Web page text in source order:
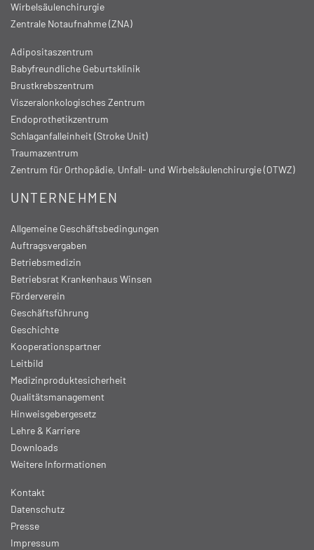
Wirbelsäulenchirurgie
Zentrale Notaufnahme (ZNA)
Adipositaszentrum
Babyfreundliche Geburtsklinik
Brustkrebszentrum
Viszeralonkologisches Zentrum
Endoprothetikzentrum
Schlaganfalleinheit (Stroke Unit)
Traumazentrum
Zentrum für Orthopädie, Unfall- und Wirbelsäulenchirurgie (OTWZ)
UNTERNEHMEN
Allgemeine Geschäftsbedingungen
Auftragsvergaben
Betriebsmedizin
Betriebsrat Krankenhaus Winsen
Förderverein
Geschäftsführung
Geschichte
Kooperationspartner
Leitbild
Medizinproduktesicherheit
Qualitätsmanagement
Hinweisgebergesetz
Lehre & Karriere
Downloads
Weitere Informationen
Kontakt
Datenschutz
Presse
Impressum